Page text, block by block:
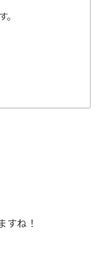
。
すね！